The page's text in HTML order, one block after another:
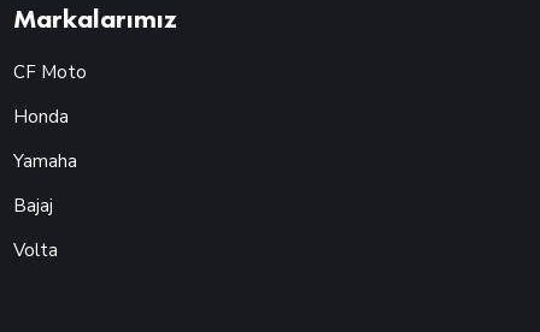
Markalarımız
CF Moto
Honda
Yamaha
Bajaj
Volta